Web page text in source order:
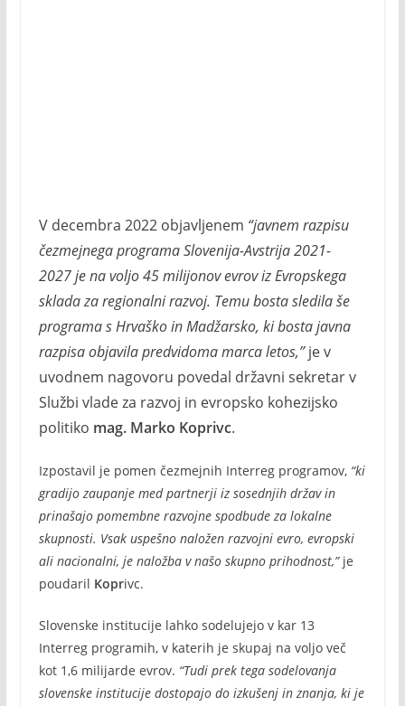
V decembra 2022 objavljenem “javnem razpisu
čezmejnega programa Slovenija-Avstrija 2021-
2027 je na voljo 45 milijonov evrov iz Evropskega
sklada za regionalni razvoj. Temu bosta sledila še
programa s Hrvaško in Madžarsko, ki bosta javna
razpisa objavila predvidoma marca letos,”je v
uvodnem nagovoru povedal državni sekretar v
Službi vlade za razvoj in evropsko kohezijsko
politiko mag. Marko Koprivc.
Izpostavil je pomen čezmejnih Interreg programov, “ki
gradijo zaupanje med partnerji iz sosednjih držav in
prinašajo pomembne razvojne spodbude za lokalne
skupnosti. Vsak uspešno naložen razvojni evro, evropski
ali nacionalni, je naložba v našo skupno prihodnost,”je
poudaril Koprivc.
Slovenske institucije lahko sodelujejo v kar 13
Interreg programih, v katerih je skupaj na voljo več
kot 1,6 milijarde evrov. “Tudi prek tega sodelovanja
slovenske institucije dostopajo do izkušenj in znanja, ki je